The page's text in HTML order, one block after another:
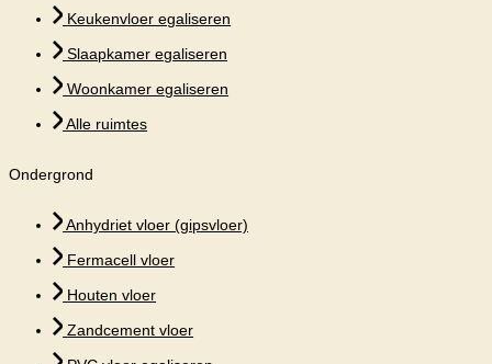
Keukenvloer egaliseren
Slaapkamer egaliseren
Woonkamer egaliseren
Alle ruimtes
Ondergrond
Anhydriet vloer (gipsvloer)
Fermacell vloer
Houten vloer
Zandcement vloer